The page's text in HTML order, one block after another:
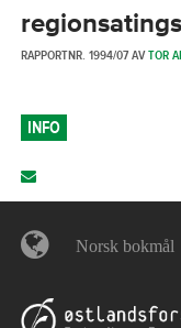
RAPPORTNR. 1994/07 AVTOR
INFO
Norsk bokmål